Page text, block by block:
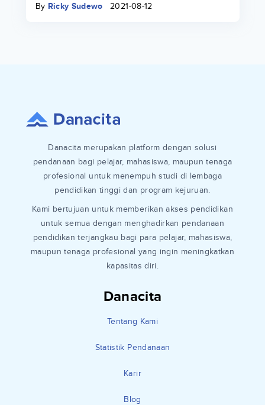
By Ricky Sudewo 2021-08-12
Danacita
Tentang Kami
Statistik Pendanaan
Karir
Blog
Danacita merupakan platform dengan solusi
pendanaan bagi pelajar, mahasiswa, maupun tenaga
profesional untuk menempuh studi di lembaga
pendidikan tinggi dan program kejuruan.
Kami bertujuan untuk memberikan akses pendidikan
untuk semua dengan menghadirkan pendanaan
pendidikan terjangkau bagi para pelajar, mahasiswa,
maupun tenaga profesional yang ingin meningkatkan
kapasitas diri.